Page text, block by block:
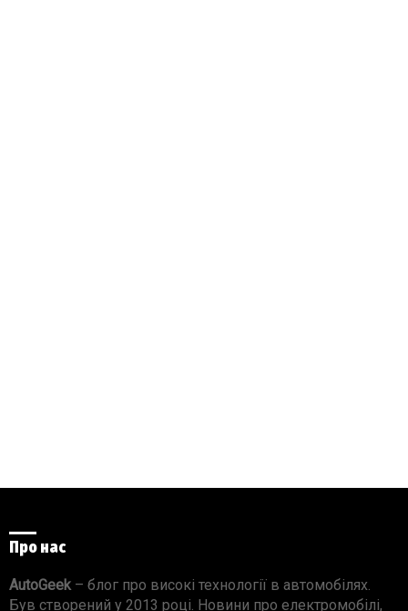
Про нас
AutoGeek– блог про високі технології в автомобілях.
Був створений у 2013 році. Новини про електромобілі,